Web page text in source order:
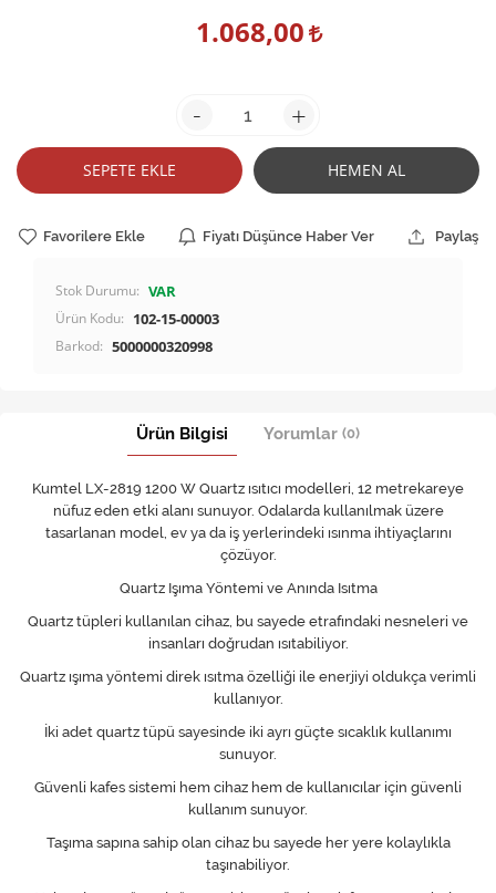
1.068,00
- +
SEPETE EKLE HEMEN AL
Favorilere Ekle Fiyatı Düşünce Haber Ver Paylaş
Stok Durumu: VAR
Ürün Kodu: 102-15-00003
Barkod: 5000000320998
Ürün Bilgisi Yorumlar (0)
Kumtel LX-2819 1200 W Quartz ısıtıcı modelleri, 12 metrekareye
nüfuz eden etki alanı sunuyor. Odalarda kullanılmak üzere
tasarlanan model, ev ya da iş yerlerindeki ısınma ihtiyaçlarını
çözüyor.
Quartz Işıma Yöntemi ve Anında Isıtma
Quartz tüpleri kullanılan cihaz, bu sayede etrafındaki nesneleri ve
insanları doğrudan ısıtabiliyor.
Quartz ışıma yöntemi direk ısıtma özelliği ile enerjiyi oldukça verimli
kullanıyor.
İki adet quartz tüpü sayesinde iki ayrı güçte sıcaklık kullanımı
sunuyor.
Güvenli kafes sistemi hem cihaz hem de kullanıcılar için güvenli
kullanım sunuyor.
Taşıma sapına sahip olan cihaz bu sayede her yere kolaylıkla
taşınabiliyor.